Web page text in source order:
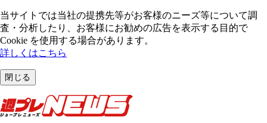
当サイトでは当社の提携先等がお客様のニーズ等について調
査・分析したり、お客様にお勧めの広告を表⽰する⽬的で
Cookie を使⽤する場合があります。
詳しくはこちら
閉じる